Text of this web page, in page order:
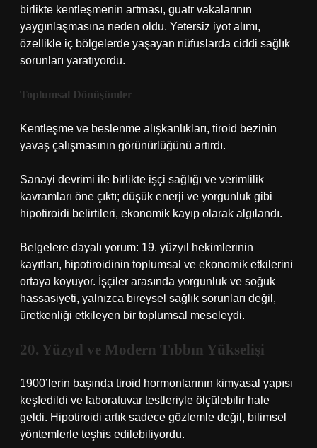
birlikte kentleşmenin artması, guatr vakalarının
yaygınlaşmasına neden oldu. Yetersiz iyot alımı,
özellikle iç bölgelerde yaşayan nüfuslarda ciddi sağlık
sorunları yaratıyordu.
Toplumsal Dönüşümler
Kentleşme ve beslenme alışkanlıkları, tiroid bezinin
yavaş çalışmasının görünürlüğünü artırdı.
Sanayi devrimi ile birlikte işçi sağlığı ve verimlilik
kavramları öne çıktı; düşük enerji ve yorgunluk gibi
hipotiroidi belirtileri, ekonomik kayıp olarak algılandı.
Belgelere dayalı yorum: 19. yüzyıl hekimlerinin
kayıtları, hipotiroidinin toplumsal ve ekonomik etkilerini
ortaya koyuyor. İşçiler arasında yorgunluk ve soğuk
hassasiyeti, yalnızca bireysel sağlık sorunları değil,
üretkenliği etkileyen bir toplumsal meseleydi.
20. Yüzyıl ve Modern Tıbbın Yükselişi
1900’lerin başında tiroid hormonlarının kimyasal yapısı
keşfedildi ve laboratuvar testleriyle ölçülebilir hale
geldi. Hipotiroidi artık sadece gözlemle değil, bilimsel
yöntemlerle teşhis edilebiliyordu.